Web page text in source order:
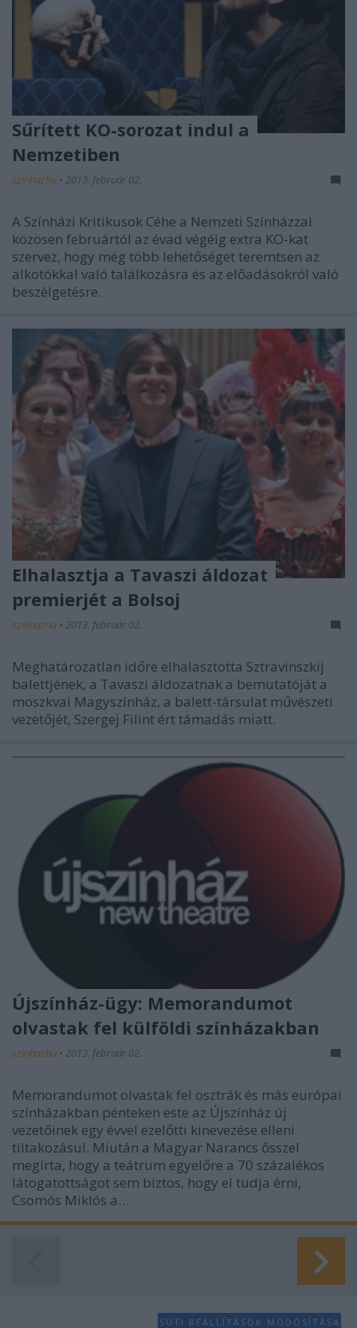
Sűrített KO-sorozat indul a
Nemzetiben
szinhazhu • 2013. február 02.
A Színházi Kritikusok Céhe a Nemzeti Színházzal
közösen februártól az évad végéig extra KO-kat
szervez, hogy még több lehetőséget teremtsen az
alkotókkal való találkozásra és az előadásokról való
beszélgetésre.
Elhalasztja a Tavaszi áldozat
premierjét a Bolsoj
szinhazhu • 2013. február 02.
Meghatározatlan időre elhalasztotta Sztravinszkij
balettjének, a Tavaszi áldozatnak a bemutatóját a
moszkvai Magyszínház, a balett-társulat művészeti
vezetőjét, Szergej Filint ért támadás miatt.
Újszínház-ügy: Memorandumot
olvastak fel külföldi színházakban
szinhazhu • 2013. február 02.
Memorandumot olvastak fel osztrák és más európai
színházakban pénteken este az Újszínház új
vezetőinek egy évvel ezelőtti kinevezése elleni
tiltakozásul. Miután a Magyar Narancs ősszel
megírta, hogy a teátrum egyelőre a 70 százalékos
látogatottságot sem biztos, hogy el tudja érni,
Csomós Miklós a…
SÜTI BEÁLLÍTÁSOK MÓDOSÍTÁSA